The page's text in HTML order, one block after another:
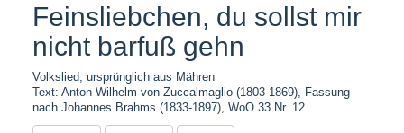
Feinsliebchen, du sollst mir
nicht barfuß gehn
Volkslied, ursprünglich aus Mähren
Text: Anton Wilhelm von Zuccalmaglio (1803-1869), Fassung
nach Johannes Brahms (1833-1897), WoO 33 Nr. 12